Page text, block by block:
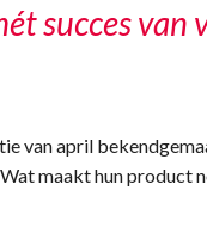
succes van
van april
maakt hun product